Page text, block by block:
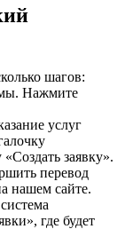
шагов:
Нажмите
услуг
заявку».
перевод
нашем сайте.
где будет